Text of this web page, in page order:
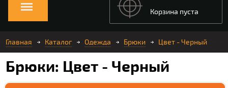
Корзина пуста
Главная Каталог Одежда Брюки Цвет - Черный
Брюки: Цвет - Черный